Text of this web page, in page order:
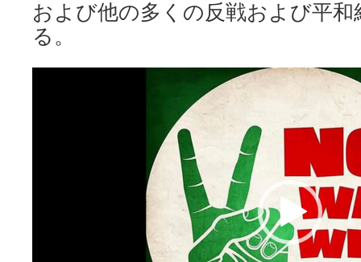
および他の多くの反戦および平
る。